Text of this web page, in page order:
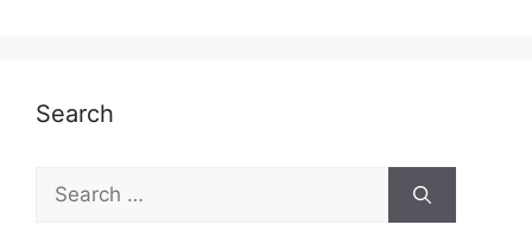
Search